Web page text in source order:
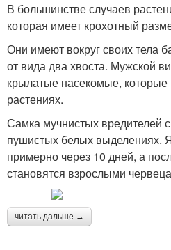
В большинстве случаев
которая имеет крохотный
Они имеют вокруг своих тела
от вида два хвоста. Мужской
крылатые насекомые, которые
растениях.
Самка мучнистых вредителей
пушистых белых выделениях.
примерно через 10 дней, а
становятся взрослыми
читать дальше →